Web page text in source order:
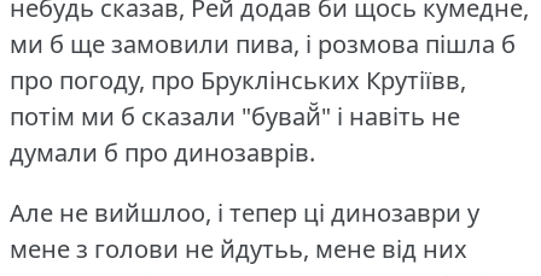
небудь сказав, Рей̆ додав би щось кумедне,
ми б ще замовили пива, і розмова пішла б
про погоду, про Бруклінських Крутіївв,
потім ми б сказали "бувай̆" і навіть не
думали б про динозаврів.
Але не вийшлоо, і тепер ці динозаври у
мене з голови не йдутьь, мене від них